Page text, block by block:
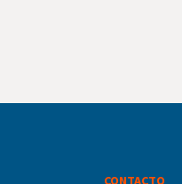
CONTACTO